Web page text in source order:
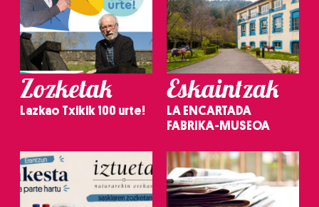
Zozketak
Lazkao Txikik 100 urte!
Eskaintzak
LA ENCARTADA
FABRIKA-MUSEOA